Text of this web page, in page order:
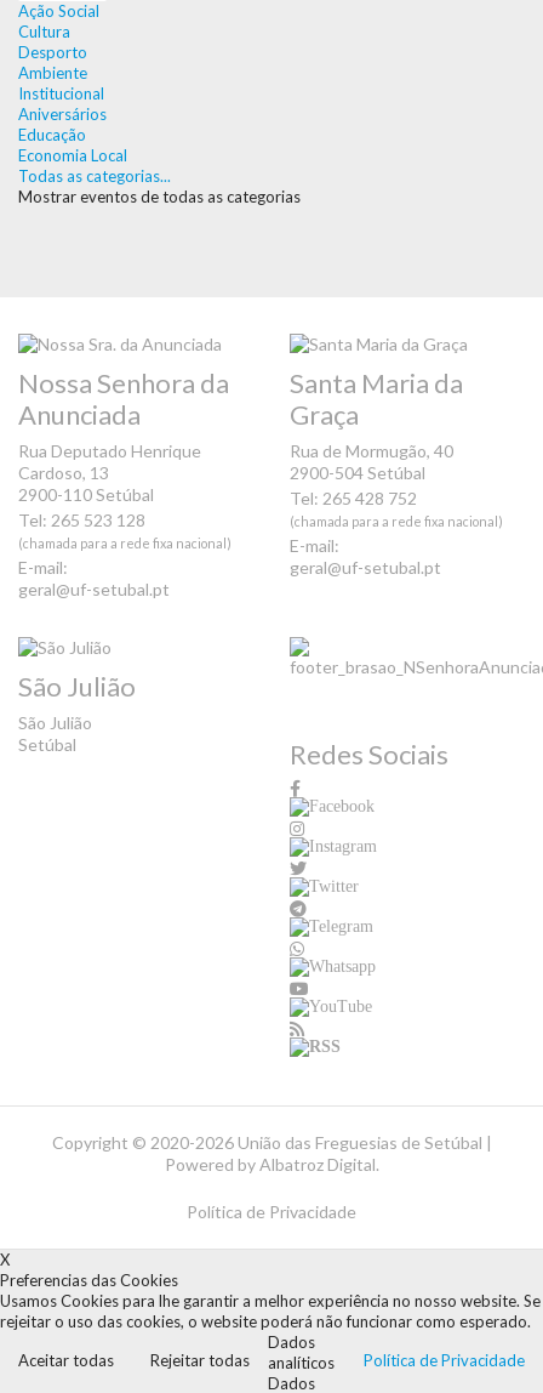
Ação Social
Cultura
Desporto
Ambiente
Institucional
Aniversários
Educação
Economia Local
Todas as categorias...
Mostrar eventos de todas as categorias
Nossa Senhora da
Anunciada
Rua Deputado Henrique
Cardoso, 13
2900-110 Setúbal
Tel: 265 523 128
(chamada para a rede fixa nacional)
E-mail:
geral@uf-setubal.pt
Santa Maria da
Graça
Rua de Mormugão, 40
2900-504 Setúbal
Tel: 265 428 752
(chamada para a rede fixa nacional)
E-mail:
geral@uf-setubal.pt
São Julião
São Julião
Setúbal
Redes Sociais
Copyright © 2020-2026 União das Freguesias de Setúbal |
Powered byAlbatroz Digital.
Política de Privacidade
X
Preferencias das Cookies
Usamos Cookies para lhe garantir a melhor experiência no nosso website. Se
rejeitar o uso das cookies, o website poderá não funcionar como esperado.
Aceitar todas
Rejeitar todas Política de Privacidade
Dados
analíticos
Dados